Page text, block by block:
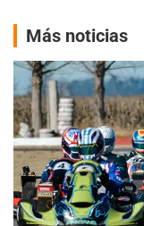
Más noticias